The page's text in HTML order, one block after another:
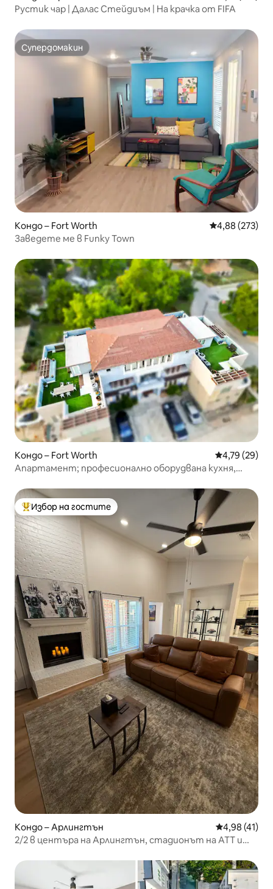
Рустик чар | Далас Стейдиъм | На крачка от FIFA
Супердомакин
Супердомакин
Кондо – Fort Worth Средна
4,88 (273)
Заведете ме в Funky Town
Кондо – Fort Worth Средна
4,79 (29)
Апартамент; професионално оборудвана кухня,
Най-популярен избор на гостите
Избор на гостите
Кондо – Арлингтън Средна
4,98 (41)
2/2 в центъра на Арлингтън, стадионът на ATT и